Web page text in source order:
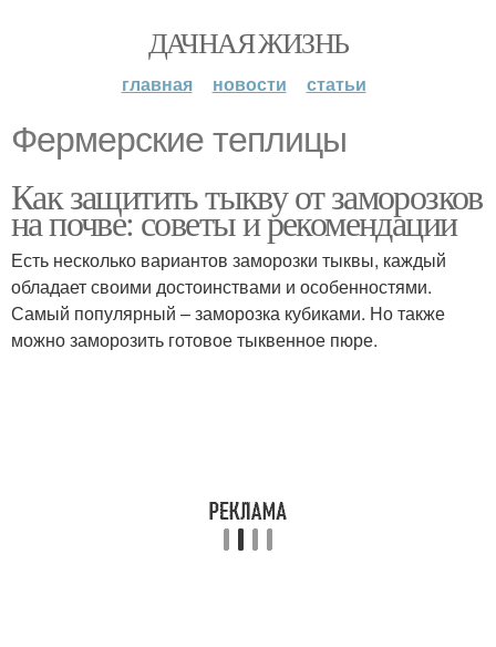
ДАЧНАЯ ЖИЗНЬ
главная новости статьи
Фермерские теплицы
Как защитить тыкву от заморозков
на почве: советы и рекомендации
Есть несколько вариантов заморозки тыквы, каждый
обладает своими достоинствами и особенностями.
Самый популярный – заморозка кубиками. Но также
можно заморозить готовое тыквенное пюре.